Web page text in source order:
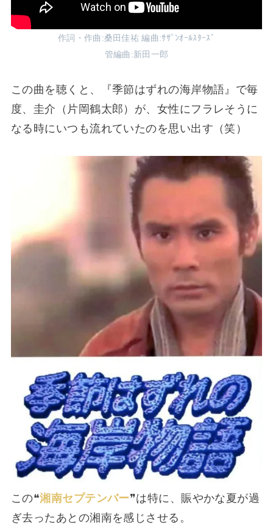
作詞・作曲:桑田佳祐 編曲:ｻｻﾞﾝｵｰﾙｽﾀｰｽﾞ
管編曲:新田一郎
この曲を聴くと、『季節はずれの海岸物語』で毎
度、圭介（片岡鶴太郎）が、女性にフラレそうに
なる時にいつも流れていたのを思い出す（笑）
この❝湘南セプテンバー❞は特に、賑やかな夏が過
ぎ去ったあとの湘南を感じさせる。